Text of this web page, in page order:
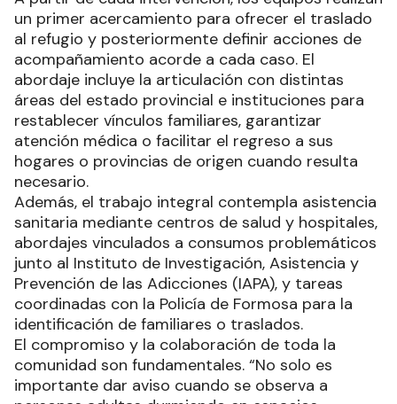
un primer acercamiento para ofrecer el traslado
al refugio y posteriormente definir acciones de
acompañamiento acorde a cada caso. El
abordaje incluye la articulación con distintas
áreas del estado provincial e instituciones para
restablecer vínculos familiares, garantizar
atención médica o facilitar el regreso a sus
hogares o provincias de origen cuando resulta
necesario.
Además, el trabajo integral contempla asistencia
sanitaria mediante centros de salud y hospitales,
abordajes vinculados a consumos problemáticos
junto al Instituto de Investigación, Asistencia y
Prevención de las Adicciones (IAPA), y tareas
coordinadas con la Policía de Formosa para la
identificación de familiares o traslados.
El compromiso y la colaboración de toda la
comunidad son fundamentales. “No solo es
importante dar aviso cuando se observa a